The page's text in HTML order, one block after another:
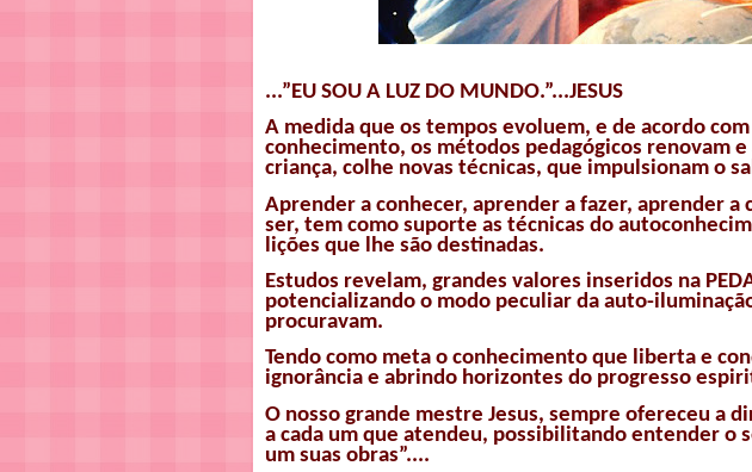
...”EU SOU A LUZ DO MUNDO.”...JESUS
A medida que os tempos evoluem, e de acordo
conhecimento, os métodos pedagógicos renovam e
criança, colhe novas técnicas, que impulsionam o
Aprender a conhecer, aprender a fazer, aprender a
ser, tem como suporte as técnicas do
lições que lhe são destinadas.
Estudos revelam, grandes valores inseridos na
potencializando o modo peculiar da auto-
procuravam.
Tendo como meta o conhecimento que liberta e
ignorância e abrindo horizontes do progresso
O nosso grande mestre Jesus, sempre ofereceu a
a cada um que atendeu, possibilitando entender o
um suas obras”....